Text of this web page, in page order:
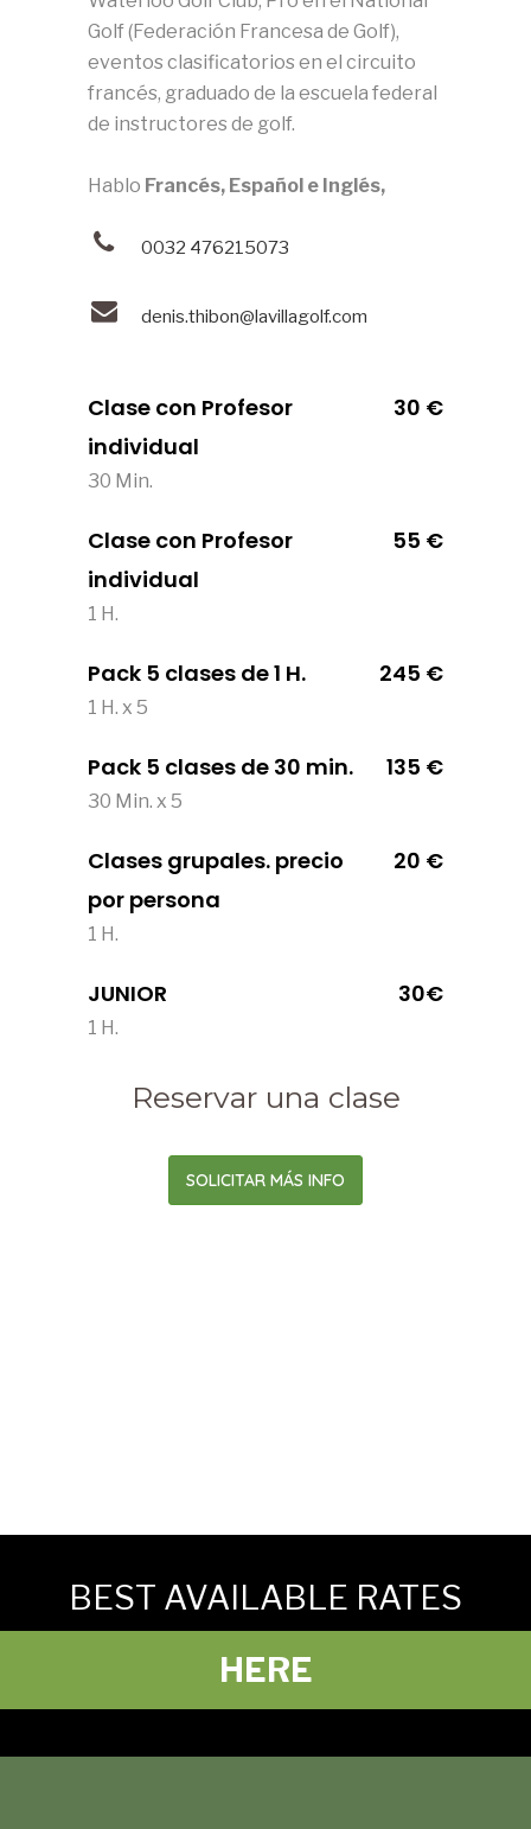
Golf (Federación Francesa de Golf),
eventos clasificatorios en el circuito
francés, graduado de la escuela federal
de instructores de golf.
Hablo Francés, Español e Inglés,
0032 476215073
denis.thibon@lavillagolf.com
Clase con Profesor
individual
30 €
30 Min.
Clase con Profesor
individual
55 €
1 H.
Pack 5 clases de 1 H. 245 €
1 H. x 5
Pack 5 clases de 30 min. 135 €
30 Min. x 5
Clases grupales. precio
por persona
20 €
1 H.
JUNIOR 30€
1 H.
Reservar una clase
SOLICITAR MÁS INFO
BEST AVAILABLE RATES
HERE